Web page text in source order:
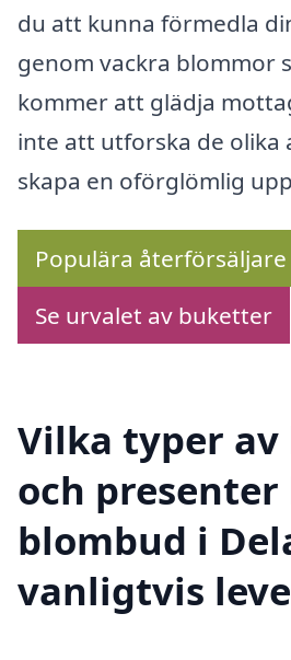
du att kunna förmedla
genom vackra blommor
kommer att glädja
inte att utforska de olika
skapa en oförglömlig
Populära återförsäljare
Se urvalet av buketter
Vilka typer
och
blombud i
vanligtvis